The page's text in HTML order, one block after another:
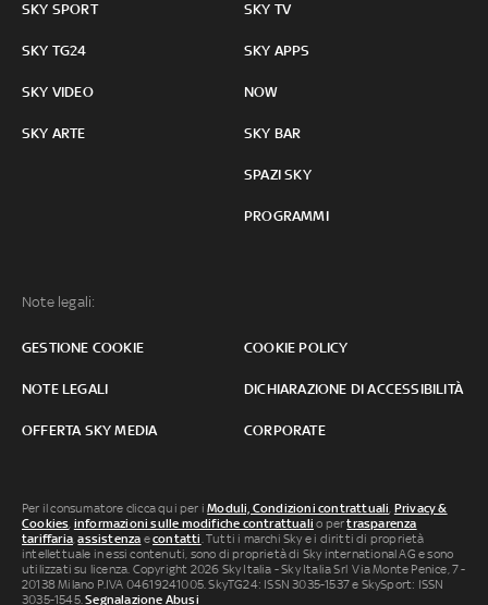
SKY SPORT
SKY TG24
SKY VIDEO
SKY ARTE
SKY TV
SKY APPS
NOW
SKY BAR
SPAZI SKY
PROGRAMMI
Note legali:
GESTIONE COOKIE COOKIE POLICY
NOTE LEGALI DICHIARAZIONE DI ACCESSIBILITÀ
OFFERTA SKY MEDIA CORPORATE
Per il consumatore clicca qui per iModuli, Condizioni contrattuali, Privacy &
Cookies, informazioni sulle modifiche contrattuali o pertrasparenza
tariffaria,assistenza econtatti. Tutti i marchi Sky e i diritti di proprietà
intellettuale in essi contenuti, sono di proprietà di Sky international AG e sono
utilizzati su licenza. Copyright 2026 Sky Italia - Sky Italia Srl Via Monte Penice, 7 -
20138 Milano P.IVA 04619241005. SkyTG24: ISSN 3035-1537 e SkySport: ISSN
3035-1545.Segnalazione Abusi